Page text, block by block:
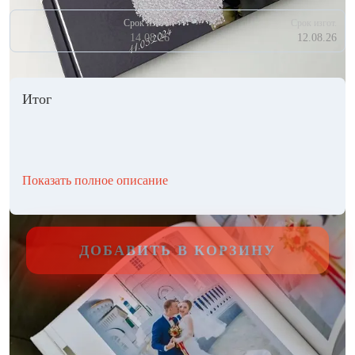
Срок изгот.
14.08.26 12.08.26
Итог
Показать полное описание
ДОБАВИТЬ В КОРЗИНУ